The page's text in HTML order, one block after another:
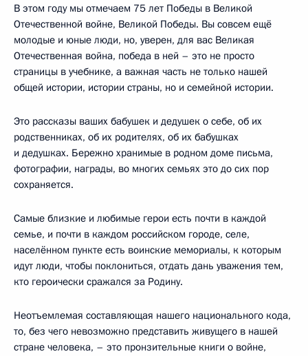
В этом году мы отмечаем 75 лет Победы в Великой
Отечественной войне, Великой Победы. Вы совсем ещё
молодые и юные люди, но, уверен, для вас Великая
Отечественная война, победа в ней – это не просто
страницы в учебнике, а важная часть не только нашей
общей истории, истории страны, но и семейной истории.
Это рассказы ваших бабушек и дедушек о себе, об их
родственниках, об их родителях, об их бабушках
и дедушках. Бережно хранимые в родном доме письма,
фотографии, награды, во многих семьях это до сих пор
сохраняется.
Самые близкие и любимые герои есть почти в каждой
семье, и почти в каждом российском городе, селе,
населённом пункте есть воинские мемориалы, к которым
идут люди, чтобы поклониться, отдать дань уважения тем,
кто героически сражался за Родину.
Неотъемлемая составляющая нашего национального кода,
то, без чего невозможно представить живущего в нашей
стране человека, – это пронзительные книги о войне,